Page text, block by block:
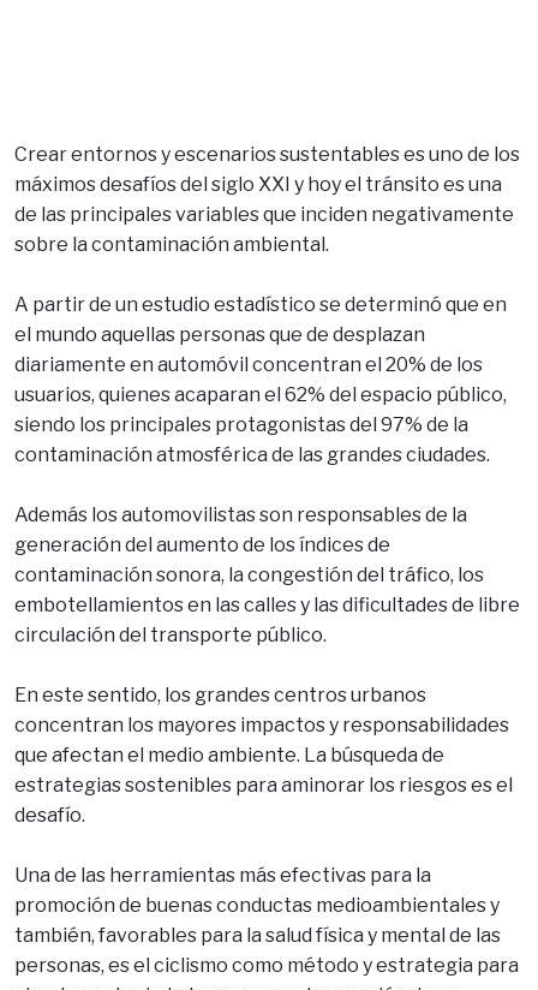
Crear entornos y escenarios sustentables es uno de los
máximos desafíos del siglo XXI y hoy el tránsito es una
de las principales variables que inciden negativamente
sobre la contaminación ambiental.
A partir de un estudio estadístico se determinó que en
el mundo aquellas personas que de desplazan
diariamente en automóvil concentran el 20% de los
usuarios, quienes acaparan el 62% del espacio público,
siendo los principales protagonistas del 97% de la
contaminación atmosférica de las grandes ciudades.
Además los automovilistas son responsables de la
generación del aumento de los índices de
contaminación sonora, la congestión del tráfico, los
embotellamientos en las calles y las dificultades de libre
circulación del transporte público.
En este sentido, los grandes centros urbanos
concentran los mayores impactos y responsabilidades
que afectan el medio ambiente. La búsqueda de
estrategias sostenibles para aminorar los riesgos es el
desafío.
Una de las herramientas más efectivas para la
promoción de buenas conductas medioambientales y
también, favorables para la salud física y mental de las
personas, es el ciclismo como método y estrategia para